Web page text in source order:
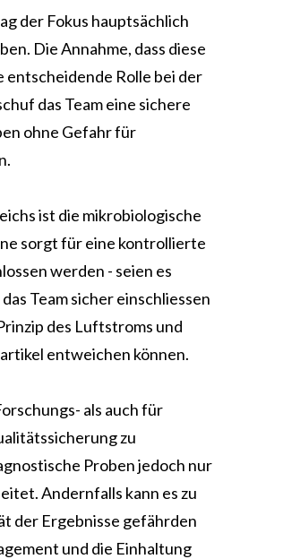
der Fokus hauptsächlich
Die Annahme, dass diese
entscheidende Rolle bei der
das Team eine sichere
ohne Gefahr für
ist die mikrobiologische
sorgt für eine kontrollierte
werden - seien es
Team sicher einschliessen
des Luftstroms und
entweichen können.
als auch für
zu
Proben jedoch nur
Andernfalls kann es zu
der Ergebnisse gefährden
und die Einhaltung